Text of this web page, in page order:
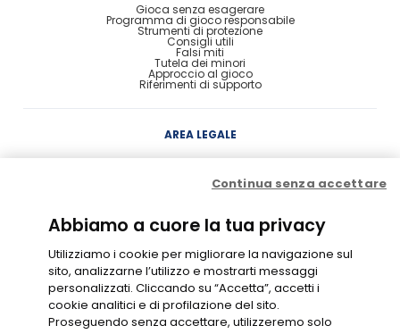
Gioca senza esagerare
Programma di gioco responsabile
Strumenti di protezione
Consigli utili
Falsi miti
Tutela dei minori
Approccio al gioco
Riferimenti di supporto
AREA LEGALE
Contratto di Conto Gioco
Privacy
Cookie Policy
Codice di Condotta
Gestione Cookie
GIOCO RESPONSABILE
Abbiamo a cuore la tua privacy
Utilizziamo i cookie per migliorare la navigazione sul
sito, analizzarne l’utilizzo e mostrarti messaggi
personalizzati. Cliccando su “Accetta”, accetti i
cookie analitici e di profilazione del sito.
Proseguendo senza accettare, utilizzeremo solo
Continua senza accettare